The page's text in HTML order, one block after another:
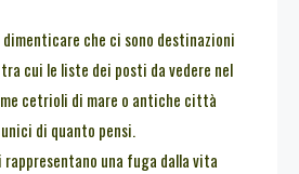
dimenticare che ci sono destinazioni
cui le liste dei posti da vedere nel
cetrioli di mare o antiche città
di quanto pensi.
rappresentano una fuga dalla vita